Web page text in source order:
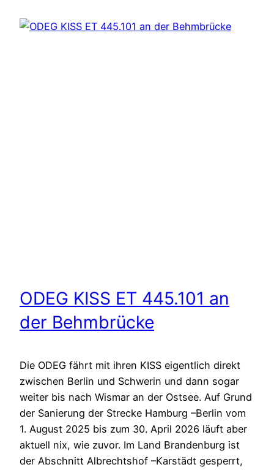
ODEG KISS ET 445.101 an
der Behmbrücke
Die ODEG fährt mit ihren KISS eigentlich direkt
zwischen Berlin und Schwerin und dann sogar
weiter bis nach Wismar an der Ostsee. Auf Grund
der Sanierung der Strecke Hamburg –Berlin vom
1. August 2025 bis zum 30. April 2026 läuft aber
aktuell nix, wie zuvor. Im Land Brandenburg ist
der Abschnitt Albrechtshof –Karstädt gesperrt,